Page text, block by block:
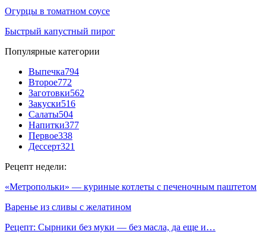
Огурцы в томатном соусе
Быстрый капустный пирог
Популярные категории
Выпечка794
Второе772
Заготовки562
Закуски516
Салаты504
Напитки377
Первое338
Дессерт321
Рецепт недели:
«Метропольки» — куриные котлеты с печеночным паштетом
Варенье из сливы с желатином
Рецепт: Сырники без муки — без масла, да еще и…